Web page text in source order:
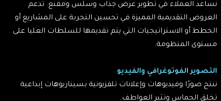
نساعد العملاء في تطوير عرض جذاب وسلس ومقنع. تدعم
العروض التقديمية المميزة في تحسين التجربة على المشاريع أو
الخطط أو الاستراتيجيات التي يتم تقديمها للسلطات العليا على
مستوى المنظومة.
التصوير الفوتوغرافي والفيديو
ننتج صورًا وفيديوهات وإعلانات تلفزيونية بسيناريوهات إبداعية
تخلق الحماس وتثير العواطف.